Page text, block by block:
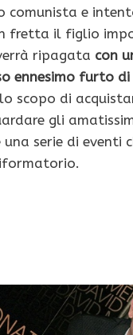
comunista e
fretta il figlio
ripagata con
ennesimo furto
scopo di
gli
una serie di eventi